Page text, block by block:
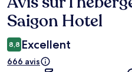
Saigon Hotel
8,8 Excellent
666 avis